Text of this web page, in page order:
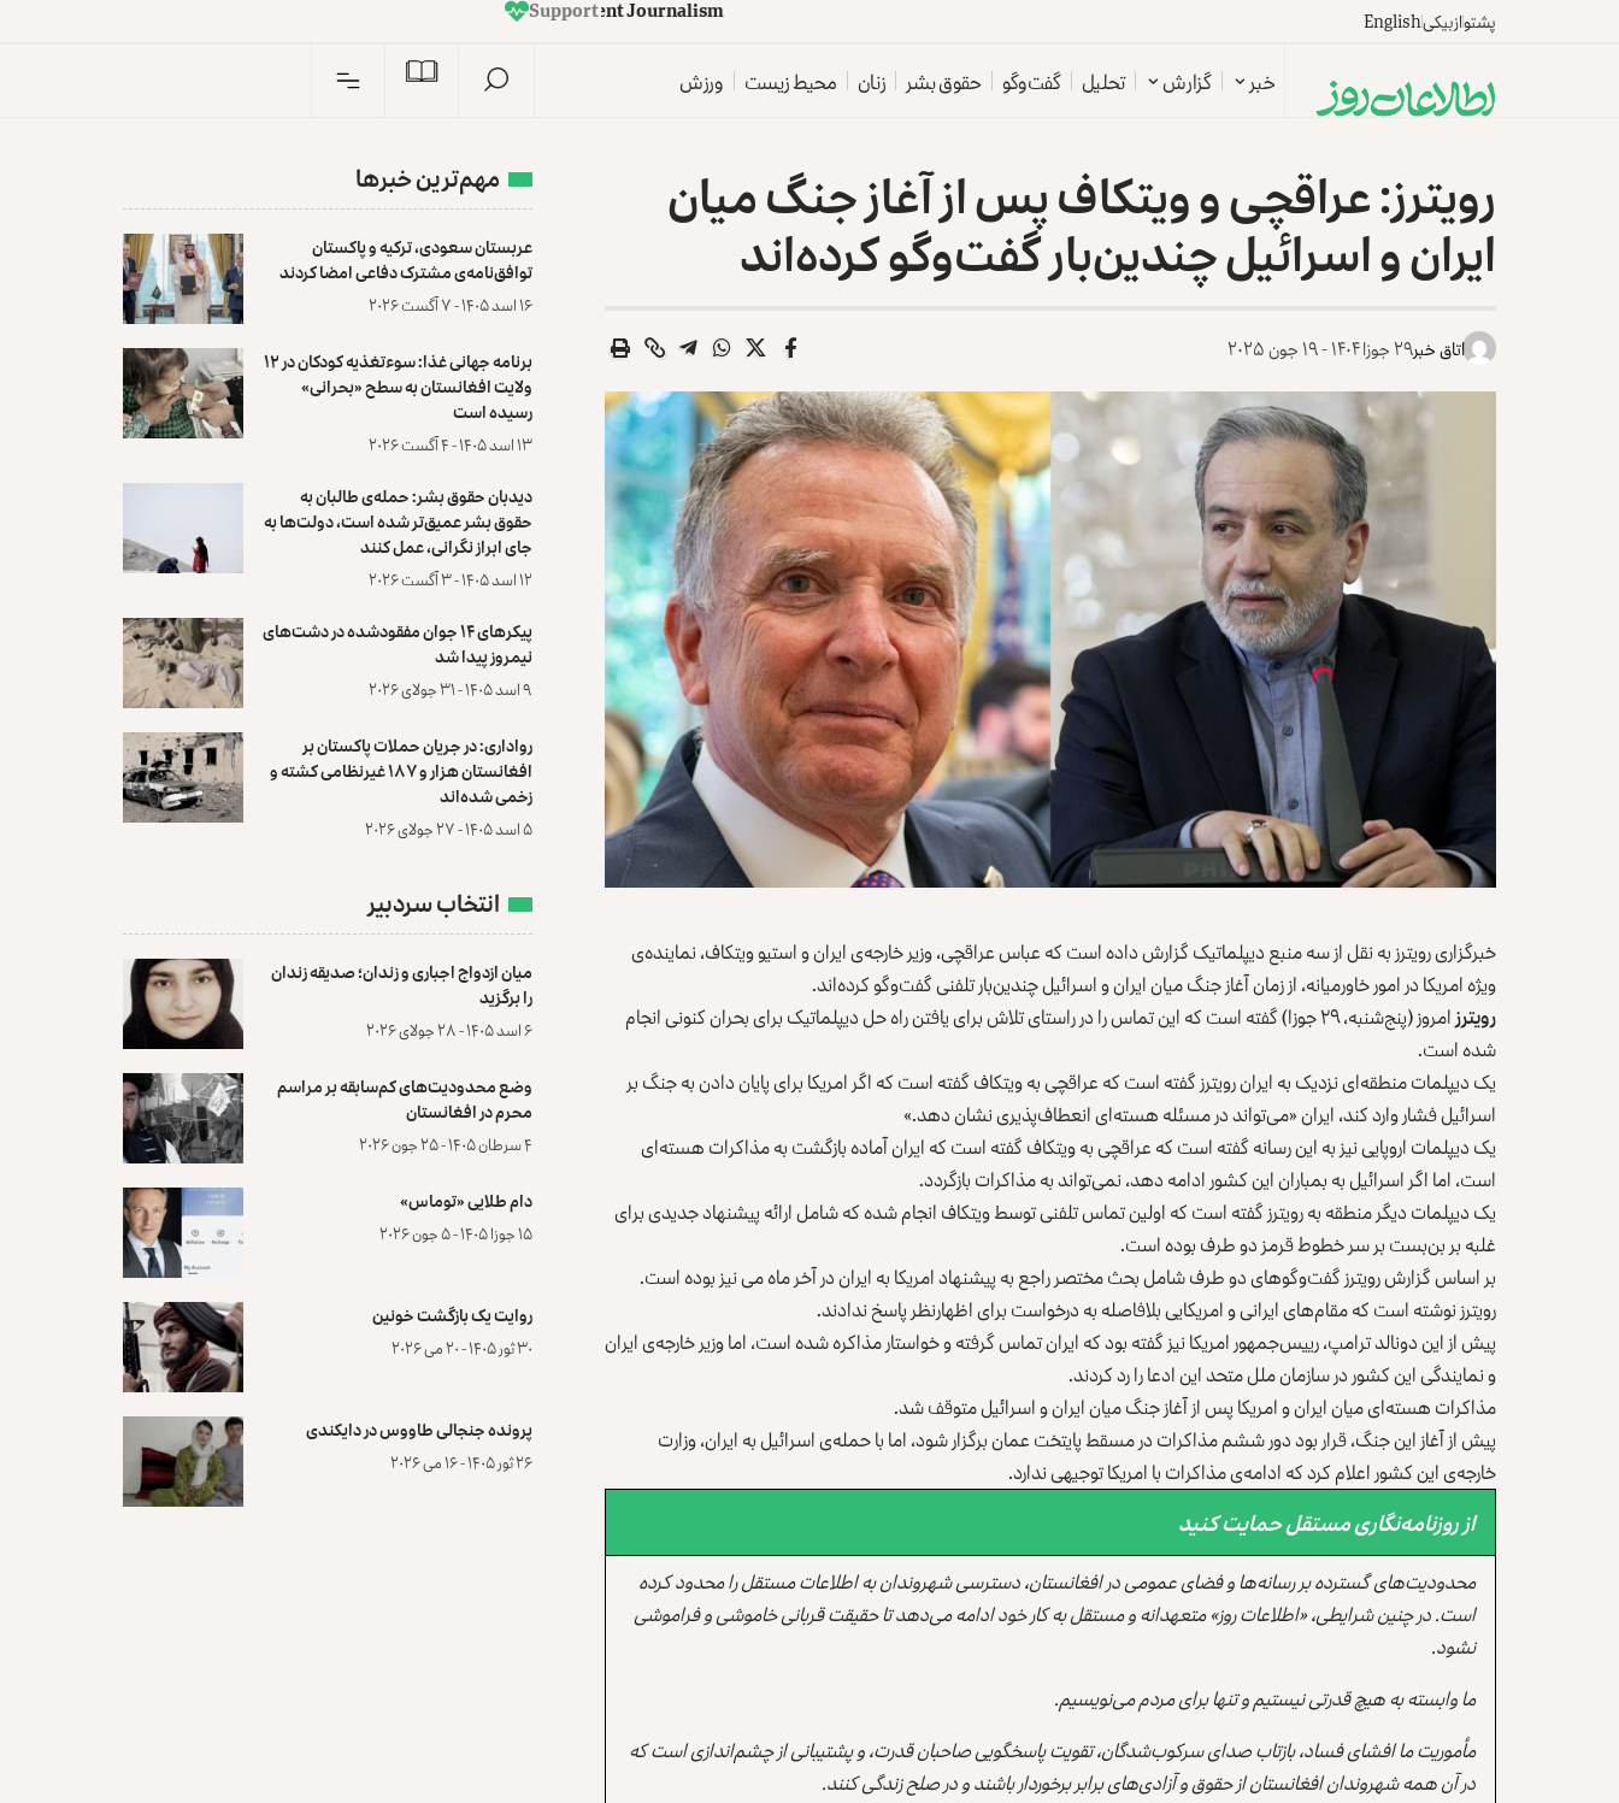
پشتوازبیکیEnglish
m
s
i
l
a
n
r
u
o
J
t
n
e
d
n
e
p
e
d
n
ISupport
خبر گزارش تحلیل گفت‌وگو حقوق بشر زنان محیط زیست ورزش
رویترز: عراقچی و ویتکاف پس از آغاز جنگ میان
ایران و اسرائیل چندین‌بار گفت‌وگو کرده‌اند
اتاق خبر۲۹ جوزا ۱۴۰۴ - ۱۹ جون ۲۰۲۵
خبرگزاری رویترز به نقل از سه منبع دیپلماتیک گزارش داده است که عباس عراقچی، وزیر خارجه‌ی ایران و استیو ویتکاف، نماینده‌ی
ویژه امریکا در امور خاورمیانه، از زمان آغاز جنگ میان ایران و اسرائیل چندین‌بار تلفنی گفت‌وگو کرده‌اند.
رویترز
امروز (پنج‌شنبه، ۲۹ جوزا) گفته است که این تماس را در راستای تلاش برای یافتن راه حل دیپلماتیک برای بحران کنونی انجام
شده است.
یک دیپلمات منطقه‌ای نزدیک به ایران رویترز گفته است که عراقچی به ویتکاف گفته است که اگر امریکا برای پایان دادن به جنگ بر
اسرائیل فشار وارد کند، ایران «می‌تواند در مسئله هسته‌ای انعطاف‌پذیری نشان دهد.»
یک دیپلمات اروپایی نیز به این رسانه گفته است که عراقچی به ویتکاف گفته است که ایران آماده بازگشت به مذاکرات هسته‌ای
است، اما اگر اسرائیل به بمباران این کشور ادامه دهد، نمی‌تواند به مذاکرات بازگردد.
یک دیپلمات دیگر منطقه به رویترز گفته است که اولین تماس تلفنی توسط ویتکاف انجام شده که شامل ارائه پیشنهاد جدیدی برای
غلبه بر بن‌بست بر سر خطوط قرمز دو طرف بوده است.
بر اساس گزارش رویترز گفت‌وگوهای دو طرف شامل بحث مختصر راجع به پیشنهاد امریکا به ایران در آخر ماه می نیز بوده است.
رویترز نوشته است که مقام‌های ایرانی و امریکایی بلافاصله به درخواست برای اظهارنظر پاسخ ندادند.
پیش از این دونالد ترامپ، رییس‌جمهور امریکا نیز گفته بود که ایران تماس گرفته و خواستار مذاکره شده است، اما وزیر خارجه‌ی ایران
و نمایندگی این کشور در سازمان ملل متحد این ادعا را رد کردند.
مذاکرات هسته‌ای میان ایران و امریکا پس از آغاز جنگ میان ایران و اسرائیل متوقف شد.
پیش از آغاز این جنگ، قرار بود دور ششم مذاکرات در مسقط پایتخت عمان برگزار شود، اما با حمله‌ی اسرائیل به ایران، وزارت
خارجه‌ی این کشور اعلام کرد که ادامه‌ی مذاکرات با امریکا توجیهی ندارد.
از روزنامه‌نگاری مستقل حمایت کنید
محدودیت‌های گسترده بر رسانه‌ها و فضای عمومی در افغانستان، دسترسی شهروندان به اطلاعات مستقل را محدود کرده
است. در چنین شرایطی، «اطلاعات روز» متعهدانه و مستقل به کار خود ادامه می‌دهد تا حقیقت قربانی خاموشی و فراموشی
نشود.
ما وابسته به هیچ قدرتی نیستیم و تنها برای مردم می‌نویسیم.
مأموریت ما افشای فساد، بازتاب صدای سرکوب‌شدگان، تقویت پاسخگویی صاحبان قدرت، و پشتیبانی از چشم‌اندازی است که
در آن همه شهروندان افغانستان از حقوق و آزادی‌های برابر برخوردار باشند و در صلح زندگی کنند.
مهم‌ترین خبرها
عربستان سعودی، ترکیه و پاکستان
توافق‌نامه‌ی مشترک دفاعی امضا کردند
۱۶ اسد ۱۴۰۵ - ۷ آگست ۲۰۲۶
برنامه جهانی غذا: سوءتغذیه کودکان در ۱۲
ولایت افغانستان به سطح «بحرانی»
رسیده است
۱۳ اسد ۱۴۰۵ - ۴ آگست ۲۰۲۶
دیدبان حقوق بشر: حمله‌ی طالبان به
حقوق بشر عمیق‌تر شده است، دولت‌ها به
جای ابراز نگرانی، عمل کنند
۱۲ اسد ۱۴۰۵ - ۳ آگست ۲۰۲۶
پیکرهای ۱۴ جوان مفقودشده در دشت‌های
نیمروز پیدا شد
۹ اسد ۱۴۰۵ - ۳۱ جولای ۲۰۲۶
رواداری: در جریان حملات پاکستان بر
افغانستان هزار و ۱۸۷ غیرنظامی کشته و
زخمی شده‌اند
۵ اسد ۱۴۰۵ - ۲۷ جولای ۲۰۲۶
انتخاب سردبیر
میان ازدواج اجباری و زندان؛ صدیقه زندان
را برگزید
۶ اسد ۱۴۰۵ - ۲۸ جولای ۲۰۲۶
وضع محدودیت‌های کم‌سابقه بر مراسم
محرم در افغانستان
۴ سرطان ۱۴۰۵ - ۲۵ جون ۲۰۲۶
دام طلایی «توماس»
۱۵ جوزا ۱۴۰۵ - ۵ جون ۲۰۲۶
روایت یک بازگشت خونین
۳۰ ثور ۱۴۰۵ - ۲۰ می ۲۰۲۶
پرونده‌ جنجالی طاووس در دایکندی
۲۶ ثور ۱۴۰۵ - ۱۶ می ۲۰۲۶